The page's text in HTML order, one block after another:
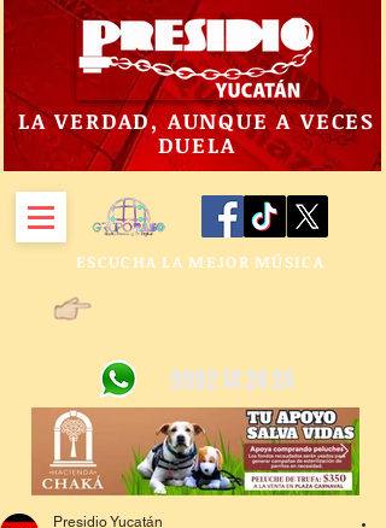
LA VERDAD, AUNQUE A VECES
DUELA
ESCUCHA LA MEJOR MÚSICA
9992 14 24 24
Presidio Yucatán